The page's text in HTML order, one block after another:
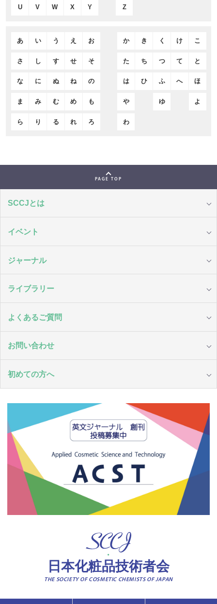
U V W X Y Z
あ い う え お か き く け こ
さ し す せ そ た ち つ て と
な に ぬ ね の は ひ ふ へ ほ
ま み む め も や ゆ よ
ら り る れ ろ わ
PAGE TOP
SCCJとは
イベント
ジャーナル
ライブラリー
よくあるご質問
お問い合わせ
初めての方へ
日本化粧品技術者会
THE SOCIETY OF COSMETIC CHEMISTS OF JAPAN